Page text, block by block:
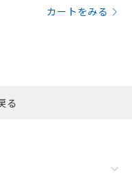
カートをみる
る